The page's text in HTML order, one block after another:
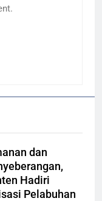
dan
Hadiri
Pelabuhan